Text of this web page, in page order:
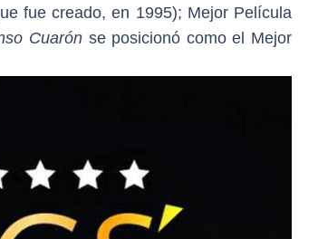
fue creado, en 1995); Mejor Película
Cuarón se posicionó como el Mejor